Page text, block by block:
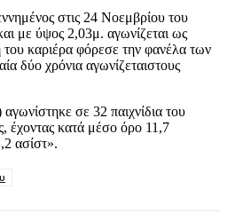
στις 24 Νοεμβρίου του
με ύψος 2,03μ. αγωνίζεται ως
καριέρα φόρεσε την φανέλα των
δύο χρόνια αγωνίζεταιστους
σε 32 παιχνίδια του
έχοντας κατά μέσο όρο 11,7
ασίστ».